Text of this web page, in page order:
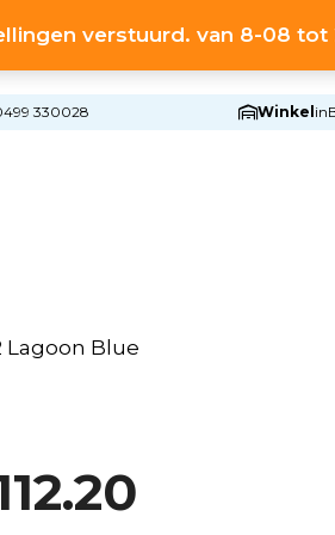
verstuurd. van 8-08 tot
HOME
330028 Winkel in
Lagoon Blue
Huidige